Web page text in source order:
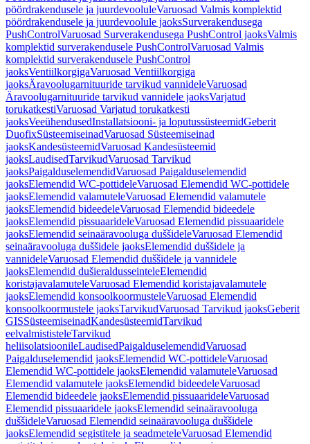
pöördrakendusele ja juurdevooluleVaruosad Valmis komplektid
pöördrakendusele ja juurdevoolule jaoksSurverakendusega
PushControlVaruosad Surverakendusega PushControl jaoksValmis
komplektid surverakendusele PushControlVaruosad Valmis
komplektid surverakendusele PushControl
jaoksVentiilkorgigaVaruosad Ventiilkorgiga
jaoksÄravoolugarnituuride tarvikud vannideleVaruosad
Äravoolugarnituuride tarvikud vannidele jaoksVarjatud
torukatkestiVaruosad Varjatud torukatkesti
jaoksVeeühendusedInstallatsiooni- ja loputussüsteemidGeberit
DuofixSüsteemiseinadVaruosad Süsteemiseinad
jaoksKandesüsteemidVaruosad Kandesüsteemid
jaoksLaudisedTarvikudVaruosad Tarvikud
jaoksPaigalduselemendidVaruosad Paigalduselemendid
jaoksElemendid WC-pottideleVaruosad Elemendid WC-pottidele
jaoksElemendid valamuteleVaruosad Elemendid valamutele
jaoksElemendid bideedeleVaruosad Elemendid bideedele
jaoksElemendid pissuaarideleVaruosad Elemendid pissuaaridele
jaoksElemendid seinaäravooluga duššideleVaruosad Elemendid
seinaäravooluga duššidele jaoksElemendid duššidele ja
vannideleVaruosad Elemendid duššidele ja vannidele
jaoksElemendid dušieraldusseinteleElemendid
koristajavalamuteleVaruosad Elemendid koristajavalamutele
jaoksElemendid konsoolkoormusteleVaruosad Elemendid
konsoolkoormustele jaoksTarvikudVaruosad Tarvikud jaoksGeberit
GISSüsteemiseinadKandesüsteemidTarvikud
eelvalmististeleTarvikud
heliisolatsioonileLaudisedPaigalduselemendidVaruosad
Paigalduselemendid jaoksElemendid WC-pottideleVaruosad
Elemendid WC-pottidele jaoksElemendid valamuteleVaruosad
Elemendid valamutele jaoksElemendid bideedeleVaruosad
Elemendid bideedele jaoksElemendid pissuaarideleVaruosad
Elemendid pissuaaridele jaoksElemendid seinaäravooluga
duššideleVaruosad Elemendid seinaäravooluga duššidele
jaoksElemendid segistitele ja seadmeteleVaruosad Elemendid